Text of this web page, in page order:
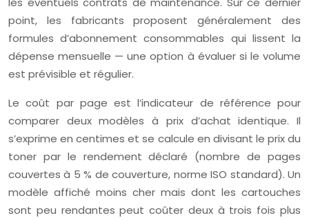
point, les fabricants proposent généralement des
formules d’abonnement consommables qui lissent la
dépense mensuelle — une option à évaluer si le volume
est prévisible et régulier.
Le coût par page est l’indicateur de référence pour
comparer deux modèles à prix d’achat identique. Il
s’exprime en centimes et se calcule en divisant le prix du
toner par le rendement déclaré (nombre de pages
couvertes à 5 % de couverture, norme ISO standard). Un
modèle affiché moins cher mais dont les cartouches
sont peu rendantes peut coûter deux à trois fois plus